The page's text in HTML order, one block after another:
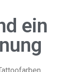
ein